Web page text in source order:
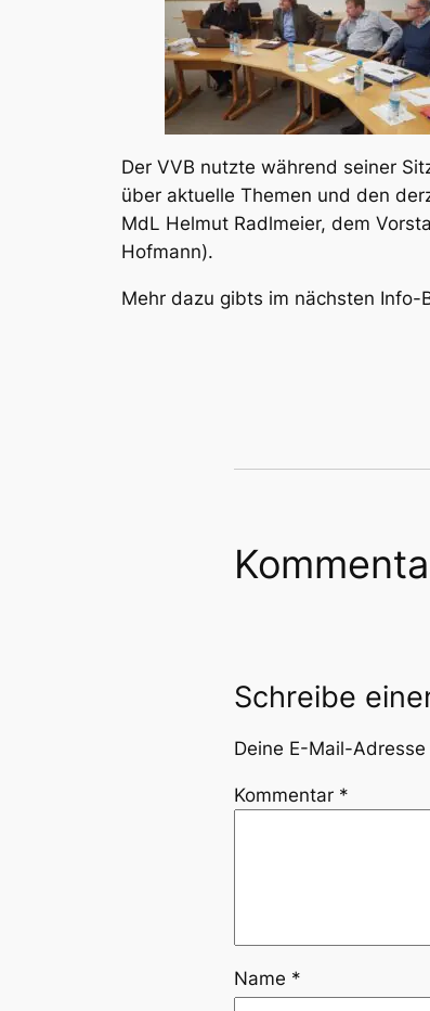
Der VVB nutz­te wäh­rend sei­ner
über aktu­el­le The­men und den
MdL Hel­mut Radl­mei­er, dem
Hof­mann).
Mehr dazu gibts im nächs­ten Info-
Schreibe
Deine E-Mail-
Kommentar *
Name *